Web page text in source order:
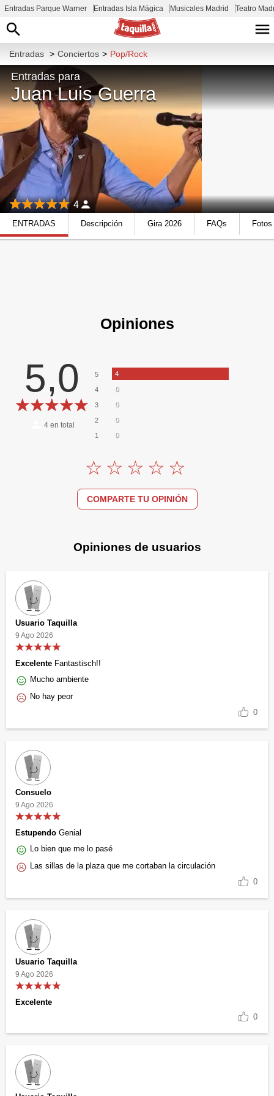
Entradas Parque Warner Entradas Isla Mágica Musicales Madrid Teatro
Entradas > Conciertos > Pop/Rock
Entradas para
Juan Luis Guerra
4
ENTRADAS Descripción Gira 2026 FAQs Fotos
Opiniones
5,0
4en total
5 4
4 0
3 0
2 0
1 0
COMPARTE TU OPINIÓN
Opiniones de usuarios
Usuario Taquilla
9 Ago 2026
Excelente Fantastisch!!
Mucho ambiente
No hay peor
0
Consuelo
9 Ago 2026
Estupendo Genial
Lo bien que me lo pasé
Las sillas de la plaza que me cortaban la circulación
0
Usuario Taquilla
9 Ago 2026
Excelente
0